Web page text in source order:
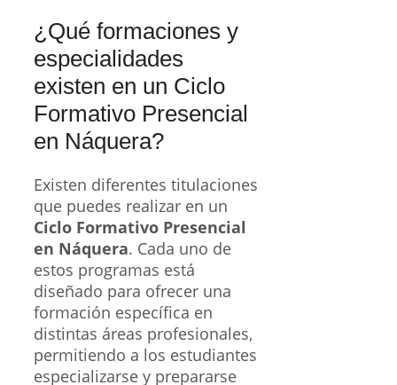
¿Qué formaciones y
especialidades
existen en un Ciclo
Formativo Presencial
en Náquera?
Existen diferentes titulaciones
que puedes realizar en un
Ciclo Formativo Presencial
en Náquera. Cada uno de
estos programas está
diseñado para ofrecer una
formación específica en
distintas áreas profesionales,
permitiendo a los estudiantes
especializarse y prepararse